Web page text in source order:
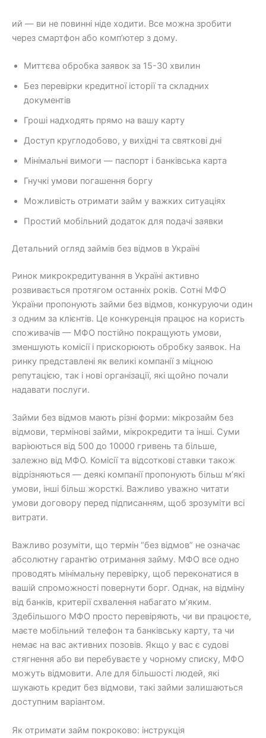
ий — ви не повинні ніде ходити. Все можна зробити
через смартфон або комп’ютер з дому.
Миттєва обробка заявок за 15-30 хвилин
Без перевірки кредитної історії та складних
документів
Гроші надходять прямо на вашу карту
Доступ круглодобово, у вихідні та святкові дні
Мінімальні вимоги — паспорт і банківська карта
Гнучкі умови погашення боргу
Можливість отримати займ у важких ситуаціях
Простий мобільний додаток для подачі заявки
Детальний огляд займів без відмов в Україні
Ринок микрокредитування в Україні активно
розвивається протягом останніх років. Сотні МФО
України пропонують займи без відмов, конкуруючи один
з одним за клієнтів. Це конкуренція працює на користь
споживачів — МФО постійно покращують умови,
зменшують комісії і прискорюють обробку заявок. На
ринку представлені як великі компанії з міцною
репутацією, так і нові організації, які щойно почали
надавати послуги.
Займи без відмов мають різні форми: мікрозайм без
відмови, термінові займи, мікрокредити та інші. Суми
варіюються від 500 до 10000 гривень та більше,
залежно від МФО. Комісії та відсоткові ставки також
відрізняються — деякі компанії пропонують більш м’які
умови, інші більш жорсткі. Важливо уважно читати
умови договору перед підписанням, щоб зрозуміти всі
витрати.
Важливо розуміти, що термін “без відмов” не означає
абсолютну гарантію отримання займу. МФО все одно
проводять мінімальну перевірку, щоб переконатися в
вашій спроможності повернути борг. Однак, на відміну
від банків, критерії схвалення набагато м’яким.
Здебільшого МФО просто перевіряють, чи ви працюєте,
маєте мобільний телефон та банківську карту, та чи
немає на вас активних позовів. Якщо у вас є судові
стягнення або ви перебуваєте у чорному списку, МФО
можуть відмовити. Але для більшості людей, які
шукають кредит без відмови, такі займи залишаються
доступним варіантом.
Як отримати займ покроково: інструкція